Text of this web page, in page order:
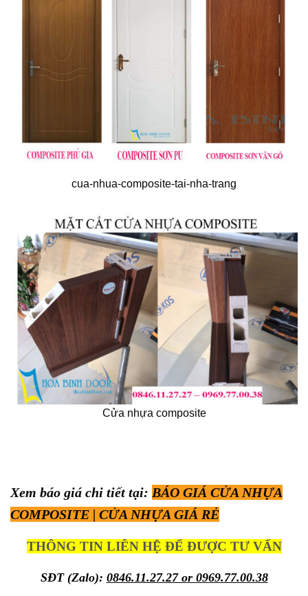
cua-nhua-composite-tai-nha-trang
Cửa nhựa composite
Xem báo giá chi tiết tại: BÁO GIÁ CỬA NHỰA
COMPOSITE | CỬA NHỰA GIÁ RẺ
THÔNG TIN LIÊN HỆ ĐỂ ĐƯỢC TƯ VẤN
SĐT (Zalo): 0846.11.27.27 or 0969.77.00.38